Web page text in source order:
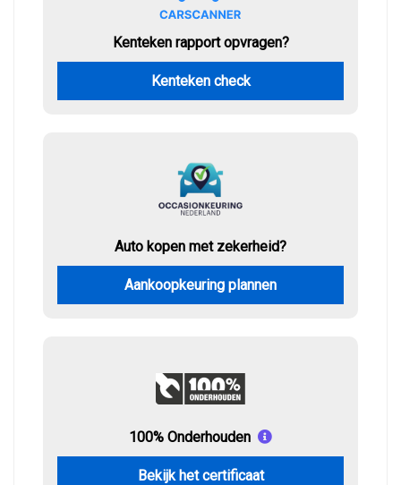
Kenteken rapport opvragen?
Kenteken check
Auto kopen met zekerheid?
Aankoopkeuring plannen
100% Onderhouden
Bekijk het certificaat